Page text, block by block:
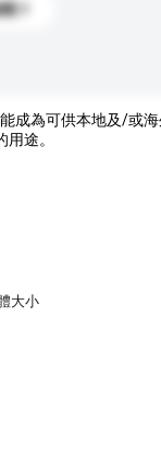
？
成為可供本地及/或
途。
大小